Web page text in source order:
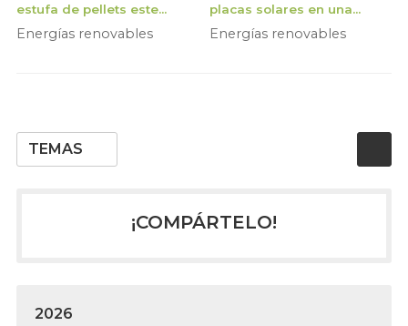
TEMAS
estufa de pellets este
otoño
Energías renovables
placas solares en una
vivienda
Energías renovables
¡COMPÁRTELO!
2026